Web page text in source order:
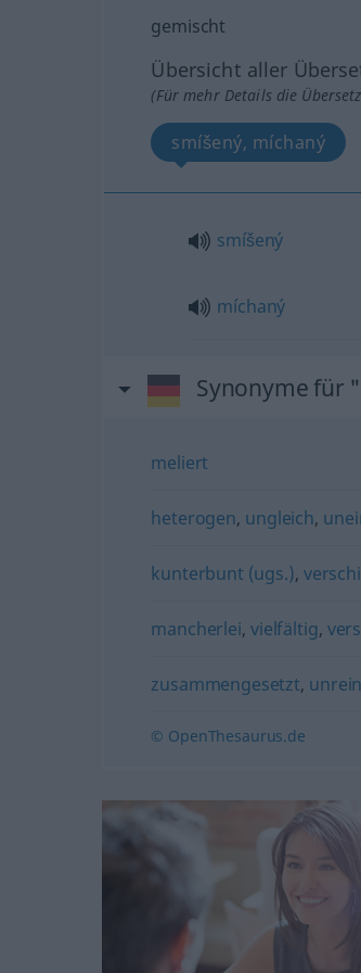
gemischt
Übersicht aller
(Für mehr Details die
smíšený, míchaný
smíšený
míchaný
Synonyme für
meliert
heterogen, ungleich,
kunterbunt (ugs.),
mancherlei,vielfältig,
zusammengesetzt, unrein
© OpenThesaurus.de